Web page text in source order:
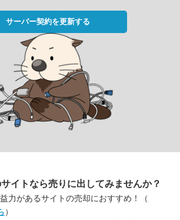
サーバー契約を更新する
イトなら売りに出してみませんか？
益力があるサイトの売却におすすめ！（
）